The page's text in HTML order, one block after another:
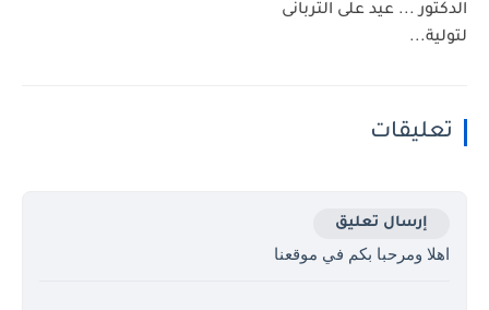
الدكتور ... عيد على التربانى
لتولية...
تعليقات
إرسال تعليق
اهلا ومرحبا بكم في موقعنا